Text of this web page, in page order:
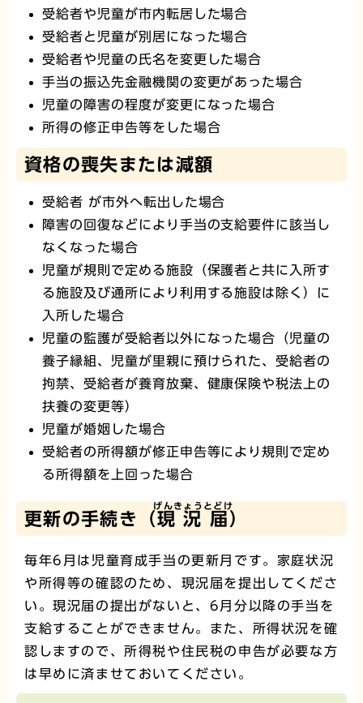
受給者や児童が市内転居した場合
受給者と児童が別居になった場合
受給者や児童の氏名を変更した場合
手当の振込先金融機関の変更があった場合
児童の障害の程度が変更になった場合
所得の修正申告等をした場合
資格の喪失または減額
受給者 が市外へ転出した場合
障害の回復などにより手当の支給要件に該当し
なくなった場合
児童が規則で定める施設（保護者と共に入所す
る施設及び通所により利用する施設は除く）に
入所した場合
児童の監護が受給者以外になった場合（児童の
養子縁組、児童が里親に預けられた、受給者の
拘禁、受給者が養育放棄、健康保険や税法上の
扶養の変更等）
児童が婚姻した場合
受給者の所得額が修正申告等により規則で定め
る所得額を上回った場合
更新の手続き（現況届
げんきょうとどけ
）
毎年6月は児童育成手当の更新月です。家庭状況
や所得等の確認のため、現況届を提出してくださ
い。現況届の提出がないと、6月分以降の手当を
支給することができません。また、所得状況を確
認しますので、所得税や住民税の申告が必要な方
は早めに済ませておいてください。